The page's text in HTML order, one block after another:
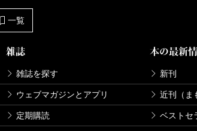
一覧
雑誌
雑誌を探す
ウェブマガジンとアプリ
定期購読
本の最新
新刊
近刊（ま
ベストセ